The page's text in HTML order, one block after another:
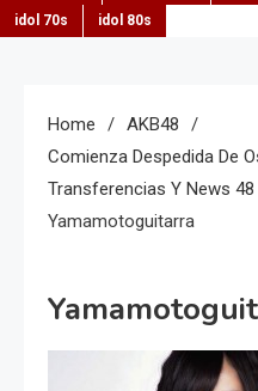
idol 70s
idol 80s
Home
AKB48
Comienza Despedida De
Transferencias Y News 48
Yamamotoguitarra